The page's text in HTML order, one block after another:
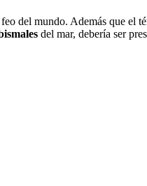
del mundo. Además que el
del mar, debería ser